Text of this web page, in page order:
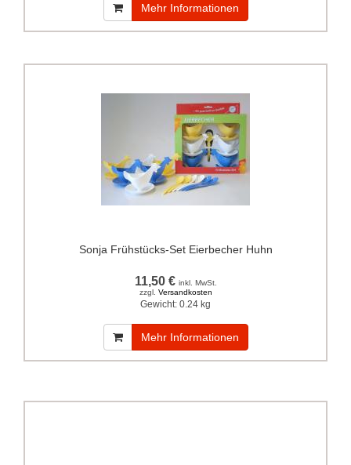
Mehr Informationen
Sonja Frühstücks-Set Eierbecher Huhn
11,50 € inkl. MwSt.
zzgl. Versandkosten
Gewicht: 0.24 kg
Mehr Informationen